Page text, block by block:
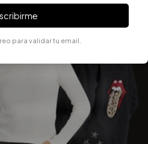
para validar tu email.